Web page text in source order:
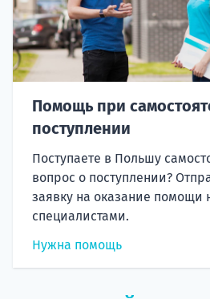
Помощь при
поступлении
Поступаете в Польшу
вопрос о поступлении?
заявку на оказание помощи
специалистами.
Нужна помощь